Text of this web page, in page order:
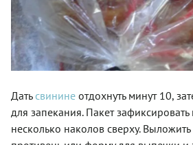
Дать свинине отдохнуть минут 10,
для запекания. Пакет
несколько наколов сверху.